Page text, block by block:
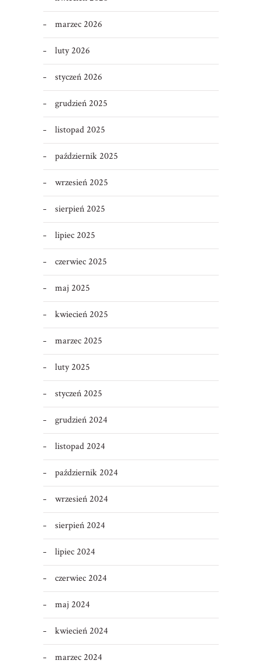
marzec 2026
luty 2026
styczeń 2026
grudzień 2025
listopad 2025
październik 2025
wrzesień 2025
sierpień 2025
lipiec 2025
czerwiec 2025
maj 2025
kwiecień 2025
marzec 2025
luty 2025
styczeń 2025
grudzień 2024
listopad 2024
październik 2024
wrzesień 2024
sierpień 2024
lipiec 2024
czerwiec 2024
maj 2024
kwiecień 2024
marzec 2024